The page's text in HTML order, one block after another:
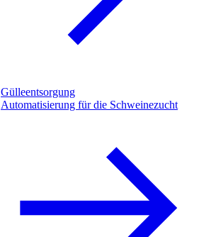
Gülleentsorgung
Automatisierung für die Schweinezucht